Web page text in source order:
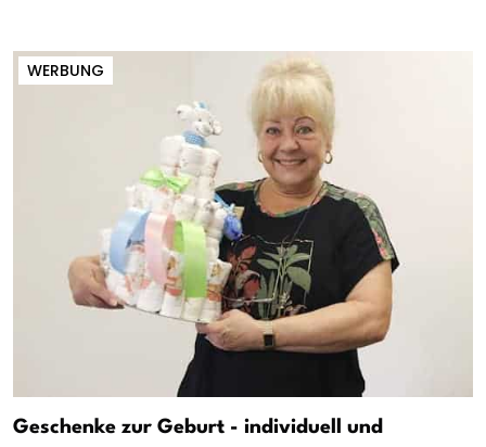
WERBUNG
Geschenke zur Geburt - individuell und